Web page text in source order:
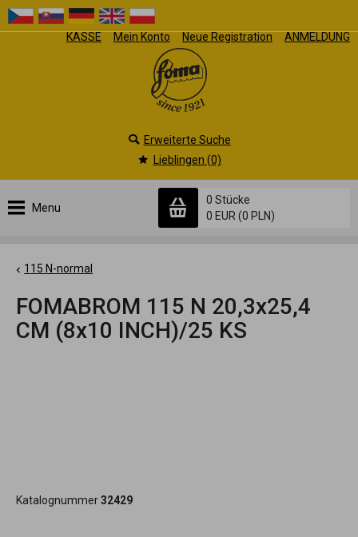
KASSE Mein Konto Neue Registration ANMELDUNG
Menu
0 Stücke
0 EUR (0 PLN)
Erweiterte Suche
Lieblingen (0)
115 N-normal
FOMABROM 115 N 20,3x25,4
CM (8x10 INCH)/25 KS
Katalognummer32429